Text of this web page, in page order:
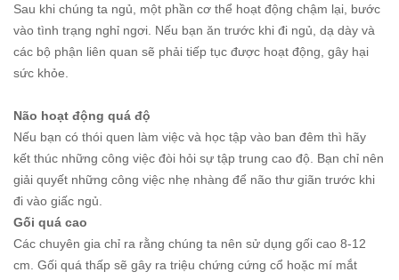
Sau khi chúng ta ngủ, một phần cơ thể hoạt động chậm lại, bước
vào tình trạng nghỉ ngơi. Nếu bạn ăn trước khi đi ngủ, dạ dày và
các bộ phận liên quan sẽ phải tiếp tục được hoạt động, gây hại
sức khỏe.
Não hoạt động quá độ
Nếu bạn có thói quen làm việc và học tập vào ban đêm thì hãy
kết thúc những công việc đòi hỏi sự tập trung cao độ. Bạn chỉ nên
giải quyết những công việc nhẹ nhàng để não thư giãn trước khi
đi vào giấc ngủ.
Gối quá cao
Các chuyên gia chỉ ra rằng chúng ta nên sử dụng gối cao 8-12
cm. Gối quá thấp sẽ gây ra triệu chứng cứng cổ hoặc mí mắt